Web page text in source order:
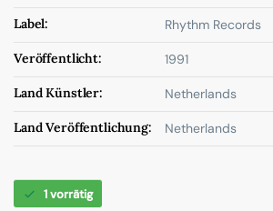
Label: Rhythm Records
Veröffentlicht: 1991
Land Künstler: Netherlands
Land Veröffentlichung: Netherlands
1 vorrätig